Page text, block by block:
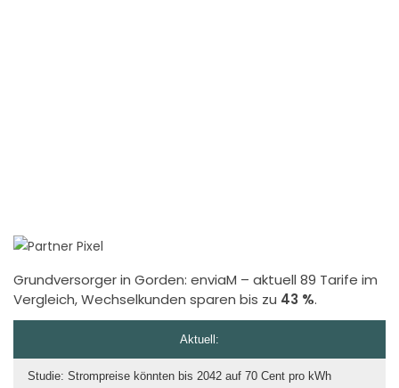
Grundversorger in Gorden: enviaM – aktuell 89 Tarife im
Vergleich, Wechselkunden sparen bis zu 43 %.
Aktuell:
Studie: Strompreise könnten bis 2042 auf 70 Cent pro kWh